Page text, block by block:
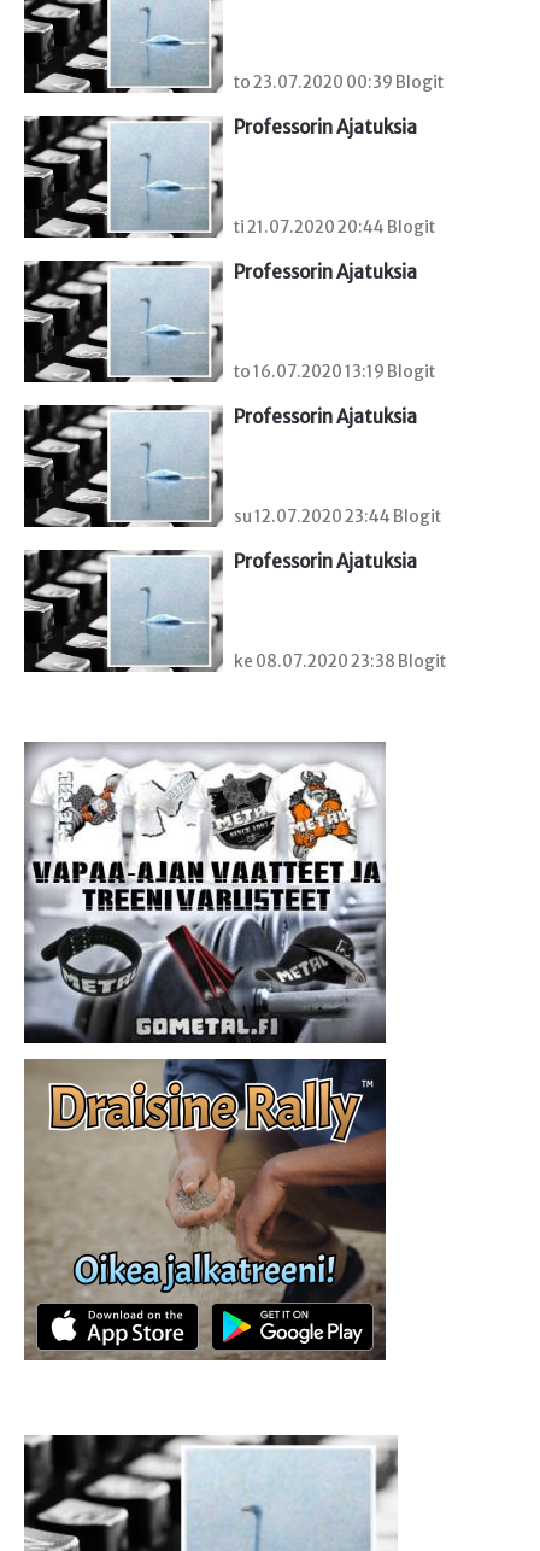
to 23.07.2020 00:39 Blogit
Professorin Ajatuksia
ti 21.07.2020 20:44 Blogit
Professorin Ajatuksia
to 16.07.2020 13:19 Blogit
Professorin Ajatuksia
su 12.07.2020 23:44 Blogit
Professorin Ajatuksia
ke 08.07.2020 23:38 Blogit